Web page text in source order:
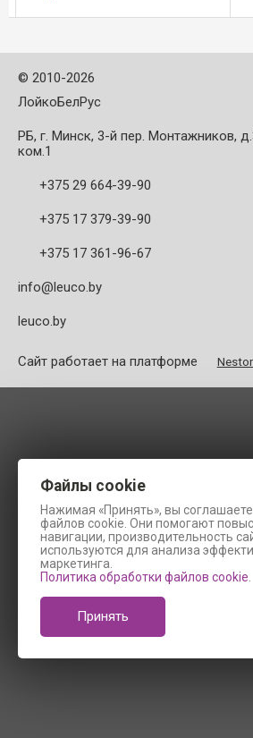
Преимущества: - с ...
© 2010-2026
ЛойкоБелРус
РБ, г. Минск, 3-й пер. Монтажников,
ком.1
+375 29 664-39-90
+375 17 379-39-90
+375 17 361-96-67
info@leuco.by
leuco.by
Сайт работает на платформе
Файлы cookie
Нажимая «Принять», вы
файлов cookie. Они помогают
навигации, производительность
используются для анализа
маркетинга.
Политика обработки файлов cookie
Принять